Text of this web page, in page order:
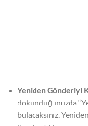
Yeniden Gönderiyi
dokunduğunuzda
bulacaksınız.